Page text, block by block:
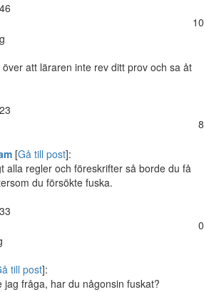
10
att läraren inte rev ditt prov och sa åt
8
[Gå till post]:
alla regler och föreskrifter så borde du få
du försökte fuska.
0
till post]:
jag fråga, har du någonsin fuskat?